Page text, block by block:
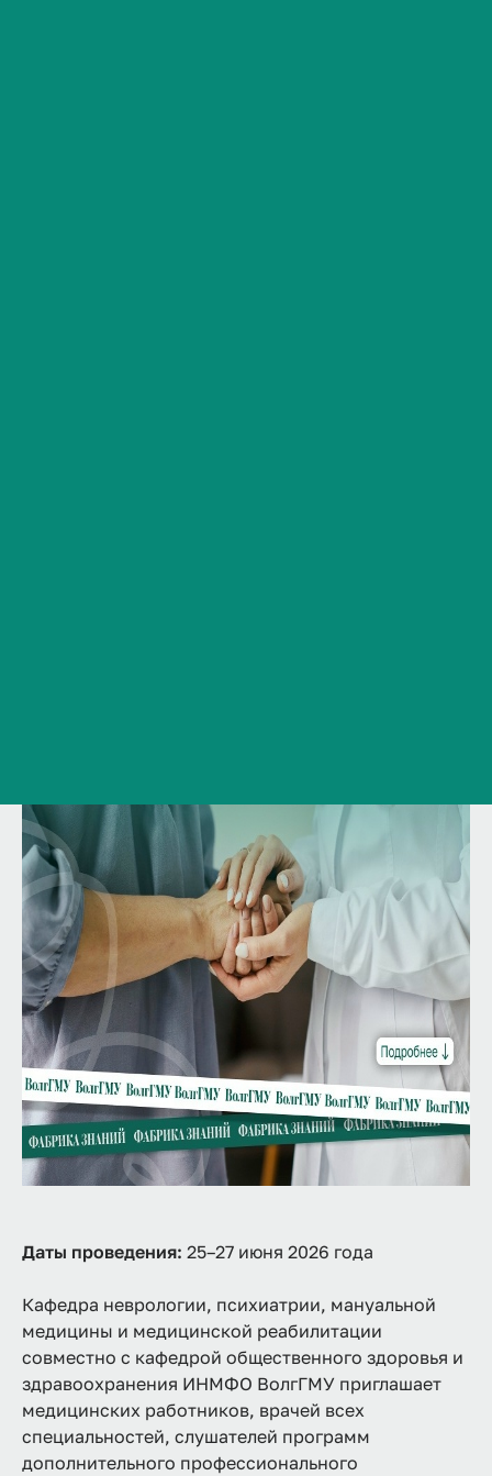
Даты проведения: 25–27 июня 2026 года
Кафедра неврологии, психиатрии, мануальной
медицины и медицинской реабилитации
совместно с кафедрой общественного здоровья и
здравоохранения ИНМФО ВолгГМУ приглашает
медицинских работников, врачей всех
специальностей, слушателей программ
дополнительного профессионального